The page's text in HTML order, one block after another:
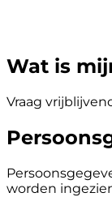
Wat is
Vraag
worden